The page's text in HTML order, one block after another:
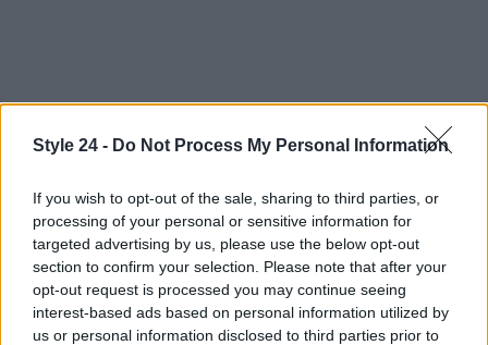
Style 24 - Do Not Process My Personal Information
If you wish to opt-out of the sale, sharing to third parties, or
processing of your personal or sensitive information for
targeted advertising by us, please use the below opt-out
section to confirm your selection. Please note that after your
opt-out request is processed you may continue seeing
interest-based ads based on personal information utilized by
us or personal information disclosed to third parties prior to
AUTORE
Staff